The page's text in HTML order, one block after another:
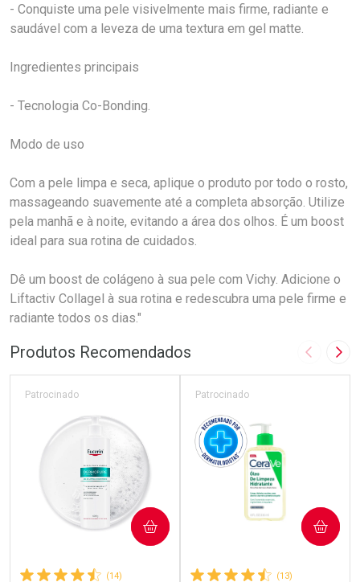
- Conquiste uma pele visivelmente mais firme, radiante e
saudável com a leveza de uma textura em gel matte.
Ingredientes principais
- Tecnologia Co-Bonding.
Modo de uso
Com a pele limpa e seca, aplique o produto por todo o rosto,
massageando suavemente até a completa absorção. Utilize
pela manhã e à noite, evitando a área dos olhos. É um boost
ideal para sua rotina de cuidados.
Dê um boost de colágeno à sua pele com Vichy. Adicione o
Liftactiv Collagel à sua rotina e redescubra uma pele firme e
radiante todos os dias."
Produtos Recomendados Imagem
(14)
Patrocinado
COMPRAR
(13)
Patrocinado
COMPRAR